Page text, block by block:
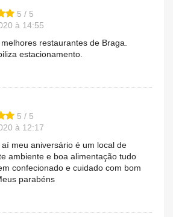
5 / 5
à 14:55
restaurantes de Braga.
estacionamento.
5 / 5
à 12:17
aí meu aniversário é um local de
ambiente e boa alimentação tudo
confecionado e cuidado com bom
parabéns